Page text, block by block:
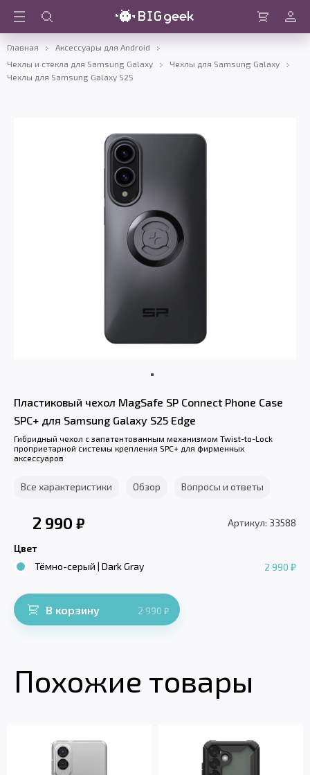
Войти
Главная
Аксессуары для Android
Чехлы и стекла для Samsung Galaxy
Чехлы для Samsung Galaxy
Чехлы для Samsung Galaxy S25
Пластиковый чехол MagSafe SP Connect Phone Case
SPC+ для Samsung Galaxy S25 Edge
Гибридный чехол с запатентованным механизмом Twist-to-Lock
проприетарной системы крепления SPC+ для фирменных
аксессуаров
Все характеристики Обзор Вопросы и ответы
2 990 ₽ Артикул: 33588
Цвет
Тёмно-серый | Dark Gray
2 990 ₽
В корзину 2 990 ₽
Похожие товары